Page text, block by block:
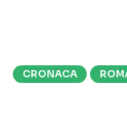
CRONACA